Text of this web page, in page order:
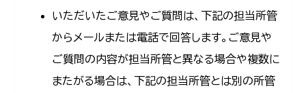
いただいたご意見やご質問は、下記の担当所管
からメールまたは電話で回答します。ご意見や
ご質問の内容が担当所管と異なる場合や複数に
またがる場合は、下記の担当所管とは別の所管